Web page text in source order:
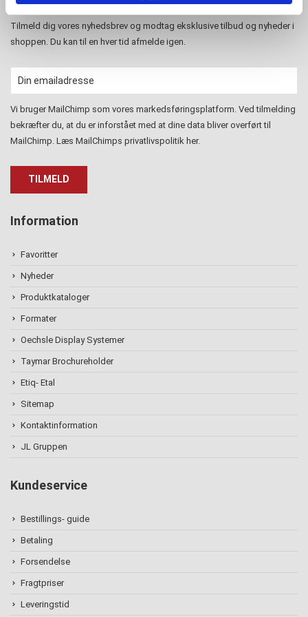
Tilmeld dig vores nyhedsbrev og modtag eksklusive tilbud og nyheder i
shoppen. Du kan til en hver tid afmelde igen.
Vi bruger MailChimp som vores markedsføringsplatform. Ved tilmelding
bekræfter du, at du er inforstået med at dine data bliver overført til
MailChimp. Læs MailChimps privatlivspolitik her.
Information
Favoritter
Nyheder
Produktkataloger
Formater
Oechsle Display Systemer
Taymar Brochureholder
Etiq- Etal
Sitemap
Kontaktinformation
JL Gruppen
Kundeservice
Bestillings- guide
Betaling
Forsendelse
Fragtpriser
Leveringstid